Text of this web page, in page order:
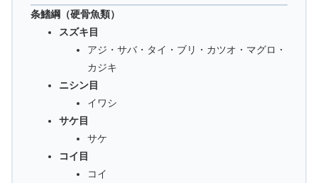
条鰭綱（硬骨魚類）
スズキ目
アジ・サバ・タイ・ブリ・カツオ・マグロ・
カジキ
ニシン目
イワシ
サケ目
サケ
コイ目
コイ